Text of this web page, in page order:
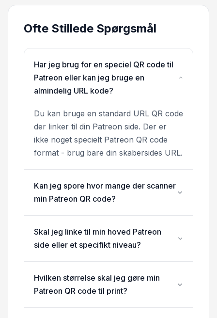
Ofte Stillede Spørgsmål
Har jeg brug for en speciel QR code til
Patreon eller kan jeg bruge en
almindelig URL kode?
Du kan bruge en standard URL QR code
der linker til din Patreon side. Der er
ikke noget specielt Patreon QR code
format - brug bare din skabersides URL.
Kan jeg spore hvor mange der scanner
min Patreon QR code?
Skal jeg linke til min hoved Patreon
side eller et specifikt niveau?
Hvilken størrelse skal jeg gøre min
Patreon QR code til print?